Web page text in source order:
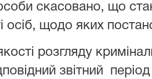
скасовано, що
осіб, щодо яких
розгляду
звітний